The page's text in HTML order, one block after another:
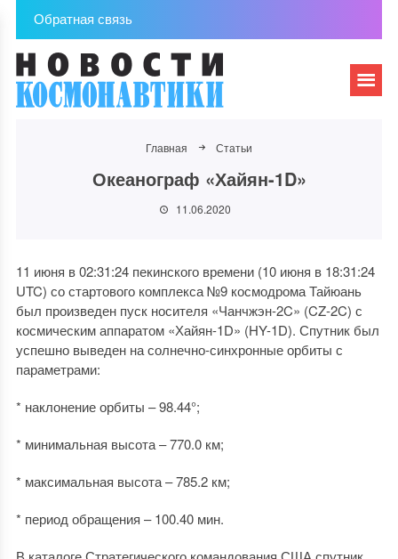
Обратная связь
Главная Статьи
Океанограф «Хайян-1D»
11.06.2020
11 июня в 02:31:24 пекинского времени (10 июня в 18:31:24
UTC) со стартового комплекса №9 космодрома Тайюань
был произведен пуск носителя «Чанчжэн-2C» (CZ-2C) с
космическим аппаратом «Хайян-1D» (HY-1D). Спутник был
успешно выведен на солнечно-синхронные орбиты с
параметрами:
* наклонение орбиты – 98.44°;
* минимальная высота – 770.0 км;
* максимальная высота – 785.2 км;
* период обращения – 100.40 мин.